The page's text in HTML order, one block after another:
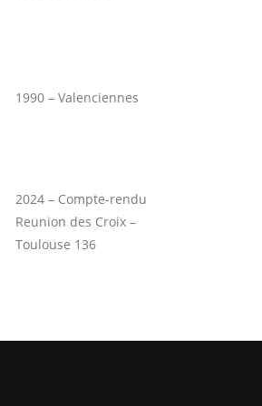
1990 – Valenciennes
2024 – Compte-rendu
Reunion des Croix –
Toulouse 136